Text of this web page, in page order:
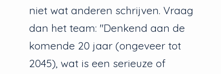
niet wat anderen schrijven. Vraag
dan het team: "Denkend aan de
komende 20 jaar (ongeveer tot
2045), wat is een serieuze of